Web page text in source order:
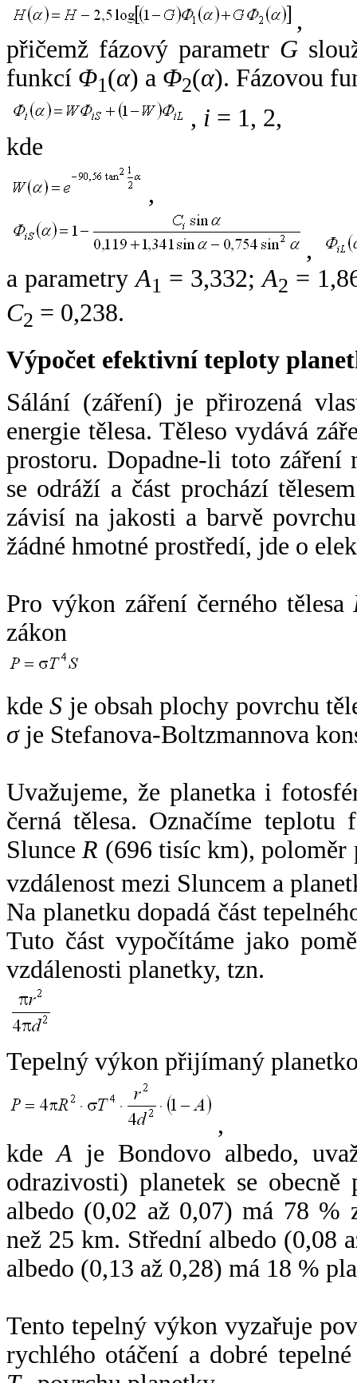
,
přičemž fázový parametr G
funkcí Φ1(α) a Φ2(α). Fázovou
, i = 1, 2,
kde
,
,
a parametryA1 = 3,332;A2 =
C2 = 0,238.
Výpočet efektivní teploty
Sálání (záření) je přirozená
energie tělesa. Těleso vydává
prostoru. Dopadne-li toto záření
se odráží a část prochází
závisí na jakosti a barvě
žádné hmotné prostředí, jde o
Pro výkon záření černého tělesa
zákon
kdeS je obsah plochy povrchu
σje Stefanova-Boltzmannova
Uvažujeme, že planetka i
černá tělesa. Označíme
SlunceR (696 tisíc km),
vzdálenost mezi Sluncem a
Na planetku dopadá část
Tuto část vypočítáme jako
vzdálenosti planetky, tzn.
Tepelný výkon přijímaný
,
kdeA je Bondovo albedo,
odrazivosti) planetek se
albedo (0,02 až 0,07) má 78 %
než 25 km. Střední albedo (0,08
albedo (0,13 až 0,28) má 18 %
Tento tepelný výkon vyzařuje
rychlého otáčení a dobré